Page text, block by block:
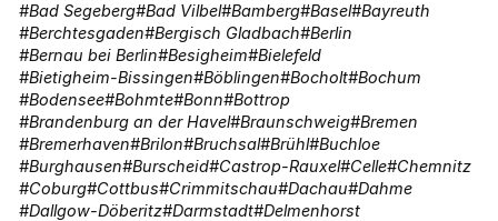
Bad Segeberg Bad Vilbel Bamberg Basel Bayreuth
Berchtesgaden Bergisch Gladbach Berlin
Bernau bei Berlin Besigheim Bielefeld
Bietigheim-Bissingen Böblingen Bocholt Bochum
Bodensee Bohmte Bonn Bottrop
Brandenburg an der Havel Braunschweig Bremen
Bremerhaven Brilon Bruchsal Brühl Buchloe
Burghausen Burscheid Castrop-Rauxel Celle Chemnitz
Coburg Cottbus Crimmitschau Dachau Dahme
Dallgow-Döberitz Darmstadt Delmenhorst